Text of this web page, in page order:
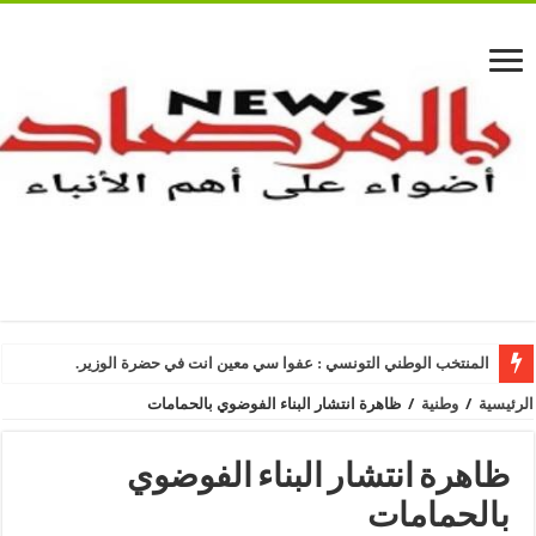
المنتخب الوطني التونسي : عفوا سي معين انت في حضرة الوزير.
الرئيسية / وطنية / ظاهرة انتشار البناء الفوضوي بالحمامات
ظاهرة انتشار البناء الفوضوي
بالحمامات